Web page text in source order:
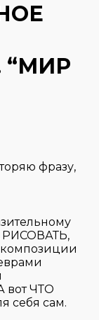
“МИР
фразу,
РИСОВАТЬ,
композиции
вот ЧТО
себя сам.